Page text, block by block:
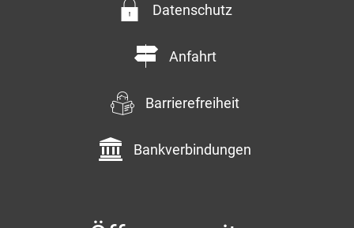
Datenschutz
Anfahrt
Barrierefreiheit
Bankverbindungen